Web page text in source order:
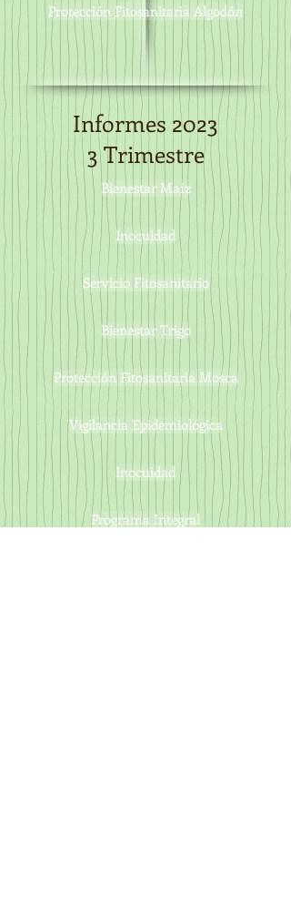
Protección Fitosanitaria Algodón
Informes 2023
3 Trimestre
Bienestar Maíz
Inocuidad
Servicio Fitosanitario
Bienestar Trigo
Protección Fitosanitaria Mosca
Vigilancia Epidemiológica
Inocuidad
Programa Integral